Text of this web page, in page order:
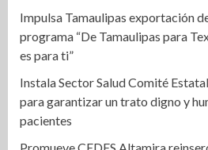
Impulsa Tamaulipas exportación
programa “De Tamaulipas para
es para ti”
Instala Sector Salud Comité
para garantizar un trato digno y
pacientes